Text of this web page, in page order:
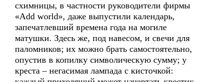
схимницы, в частности руководители фирмы
«Add world», даже выпустили календарь,
запечатлевший времена года на могиле
матушки. Здесь же, под навесом, и свечи для
паломников; их можно брать самостоятельно,
опустив в копилку символическую сумму; у
креста – негасимая лампада с кисточкой: